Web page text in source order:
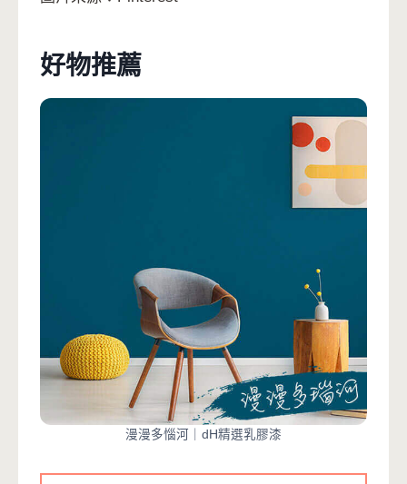
好物推薦
漫漫多惱河｜dH精選乳膠漆